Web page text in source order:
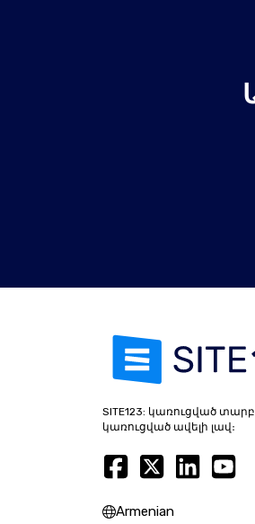
SITE123: կառուցված
կառուցված ավելի լավ։
Armenian